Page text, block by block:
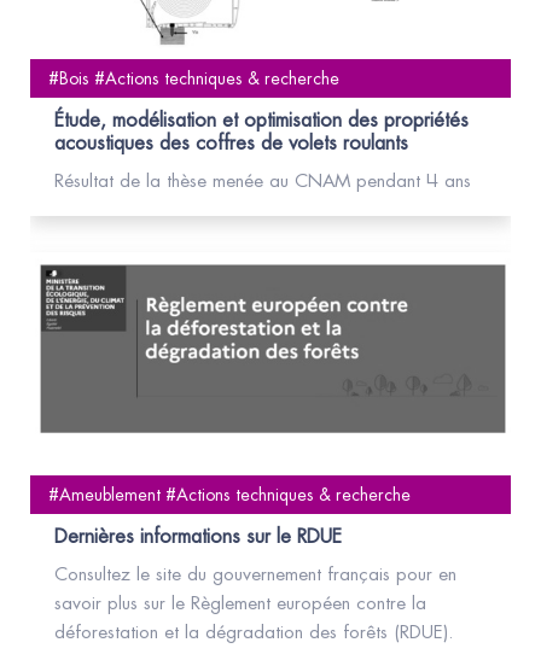
#Bois #Actions techniques & recherche
Étude, modélisation et optimisation des propriétés
acoustiques des coffres de volets roulants
Résultat de la thèse menée au CNAM pendant 4 ans
#Ameublement #Actions techniques & recherche
Dernières informations sur le RDUE
Consultez le site du gouvernement français pour en
savoir plus sur le Règlement européen contre la
déforestation et la dégradation des forêts (RDUE).